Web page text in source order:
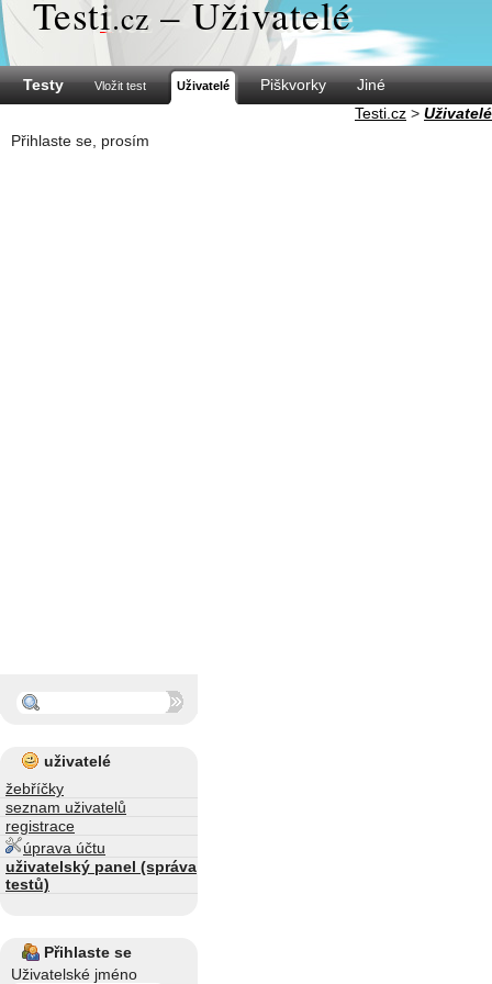
Testi.cz – Uživatelé
Testy Vložit test Uživatelé Piškvorky
Jiné
Testi.cz > Uživatelé
Přihlaste se, prosím
uživatelé
žebříčky
seznam uživatelů
registrace
úprava účtu
uživatelský panel (správa
testů)
Přihlaste se
Uživatelské jméno